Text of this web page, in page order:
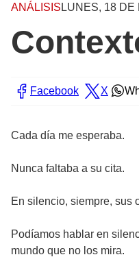
ANÁLISIS LUNES, 18 DE
Facebook X
Cada día me esperaba.
Nunca faltaba a su cita.
En silencio, siempre, sus
Podíamos hablar en
mundo que no los mira.